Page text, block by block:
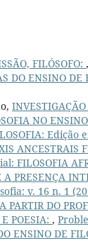
FILÓSOFO: ,
DO ENSINO DE
NO
Edição
ANCESTRAIS
FILOSOFIA
PRESENÇA
v. 16 n. 1
PARTIR DO
POESIA: ,
ENSINO DE